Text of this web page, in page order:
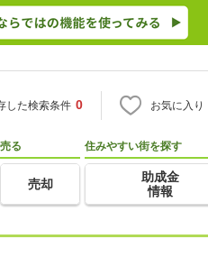
した検索条件 0 お気に入り
売る
売却
住みやすい街を探す
助成金
情報